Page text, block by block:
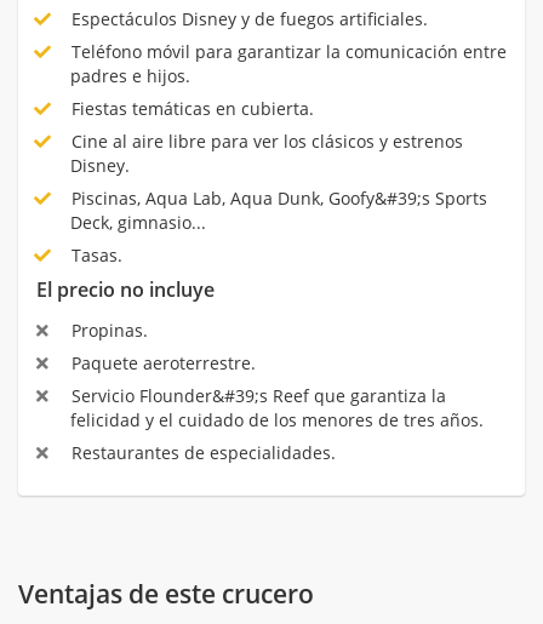
Espectáculos Disney y de fuegos artificiales.
Teléfono móvil para garantizar la comunicación entre
padres e hijos.
Fiestas temáticas en cubierta.
Cine al aire libre para ver los clásicos y estrenos
Disney.
Piscinas, Aqua Lab, Aqua Dunk, Goofy&#39;s Sports
Deck, gimnasio...
Tasas.
El precio no incluye
Propinas.
Paquete aeroterrestre.
Servicio Flounder&#39;s Reef que garantiza la
felicidad y el cuidado de los menores de tres años.
Restaurantes de especialidades.
Ventajas de este crucero